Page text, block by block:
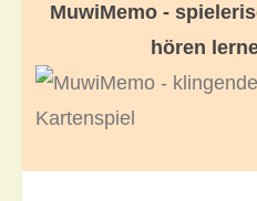
MuwiMemo -
hören